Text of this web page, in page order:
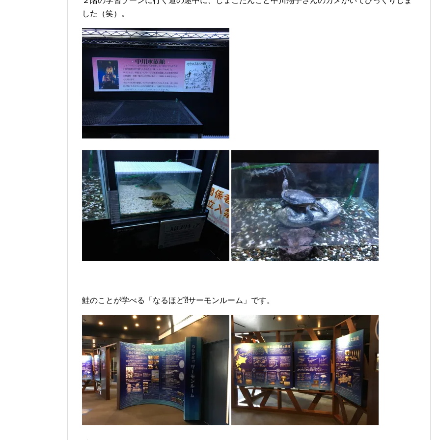
した（笑）。
鮭のことが学べる「なるほど⁈サーモンルーム」です。